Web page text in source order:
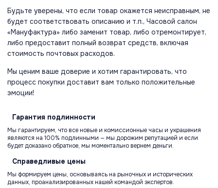
Будьте уверены, что если товар окажется неисправным, не
будет соответствовать описанию и т.п., Часовой салон
«Мануфактура» либо заменит товар, либо отремонтирует,
либо предоставит полный возврат средств, включая
стоимость почтовых расходов.
Мы ценим ваше доверие и хотим гарантировать, что
процесс покупки доставит вам только положительные
эмоции!
Гарантия подлинности
Мы гарантируем, что все новые и комиссионные часы и украшения
являются на 100% подлинными — мы дорожим репутацией и если
будет доказано обратное, мы моментально вернем деньги.
Справедливые цены
Мы формируем цены, основываясь на рыночных и исторических
данных, проанализированных нашей командой экспертов.